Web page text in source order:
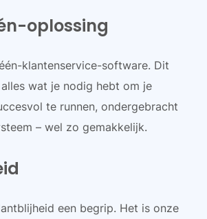
oplossing
klantenservice-software. Dit
wat je nodig hebt om je
te runnen, ondergebracht
– wel zo gemakkelijk.
een begrip. Het is onze